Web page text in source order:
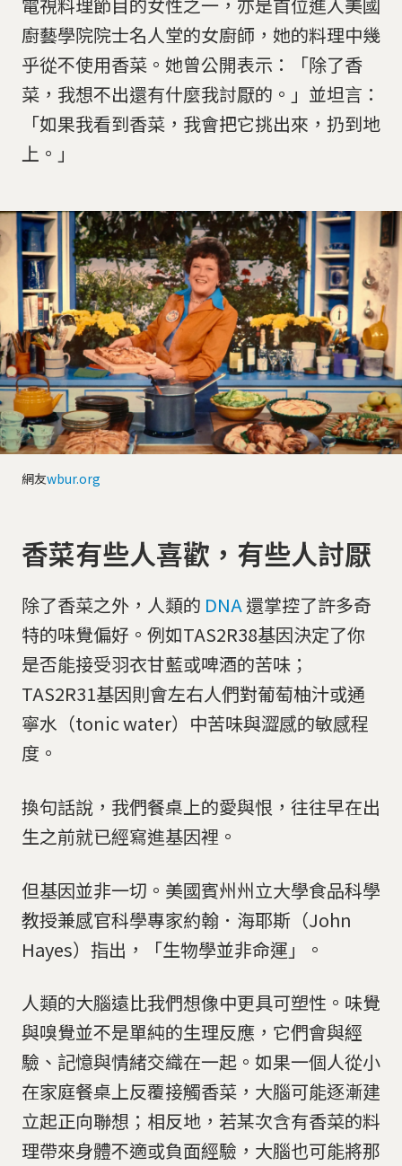
廚藝學院院士名人堂的女廚師，她的料理中幾
乎從不使用香菜。她曾公開表示：「除了香
菜，我想不出還有什麼我討厭的。」並坦言：
「如果我看到香菜，我會把它挑出來，扔到地
上。」
網友wbur.org
香菜有些人喜歡，有些人討厭
除了香菜之外，人類的 DNA還掌控了許多奇
特的味覺偏好。例如TAS2R38基因決定了你
是否能接受羽衣甘藍或啤酒的苦味；
TAS2R31基因則會左右人們對葡萄柚汁或通
寧水（tonic water）中苦味與澀感的敏感程
度。
換句話說，我們餐桌上的愛與恨，往往早在出
生之前就已經寫進基因裡。
但基因並非一切。美國賓州州立大學食品科學
教授兼感官科學專家約翰．海耶斯（John
Hayes）指出，「生物學並非命運」。
人類的大腦遠比我們想像中更具可塑性。味覺
與嗅覺並不是單純的生理反應，它們會與經
驗、記憶與情緒交織在一起。如果一個人從小
在家庭餐桌上反覆接觸香菜，大腦可能逐漸建
立起正向聯想；相反地，若某次含有香菜的料
理帶來身體不適或負面經驗，大腦也可能將那